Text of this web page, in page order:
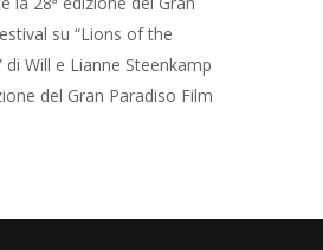
su “Lions of the
di Will e Lianne Steenkamp
del Gran Paradiso Film